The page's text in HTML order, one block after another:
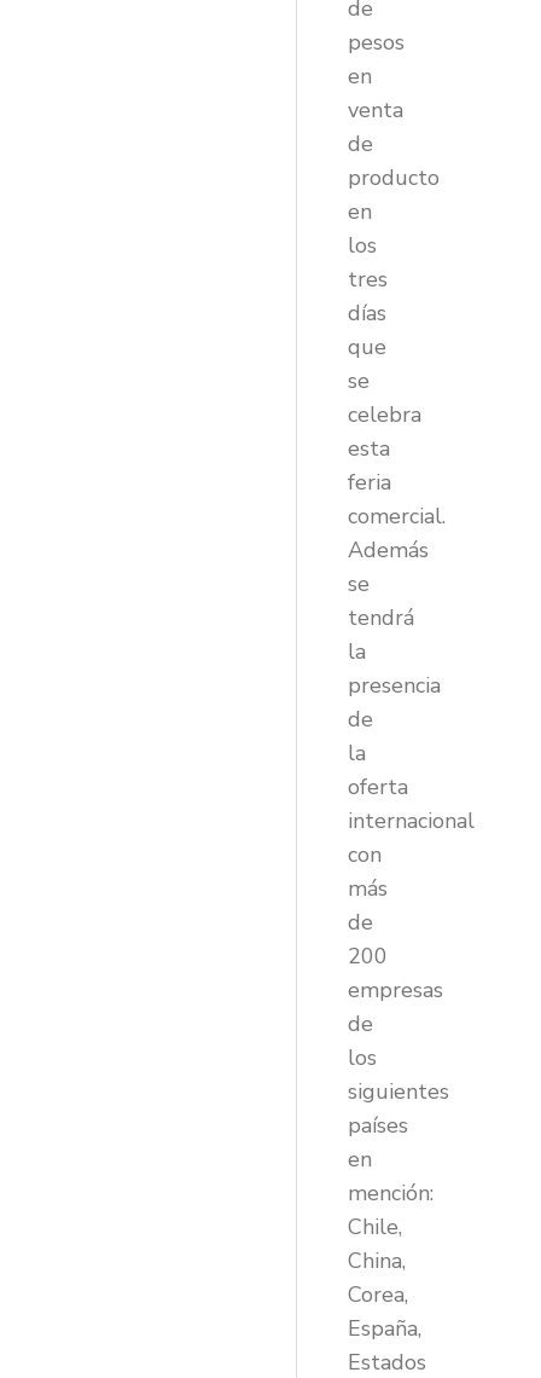
de
pesos
en
venta
de
producto
en
los
tres
días
que
se
celebra
esta
feria
comercial.
Además
se
tendrá
la
presencia
de
la
oferta
internacional
con
más
de
200
empresas
de
los
siguientes
países
en
mención:
Chile,
China,
Corea,
España,
Estados